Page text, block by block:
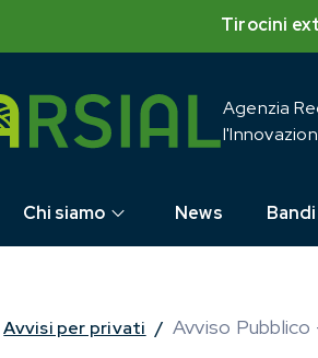
Tirocini
Agenzia
Chi siamo News
Avvisi per privati / Avviso